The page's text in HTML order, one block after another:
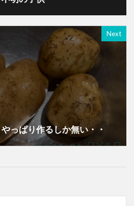
Next
っぱり作るしか無い・・